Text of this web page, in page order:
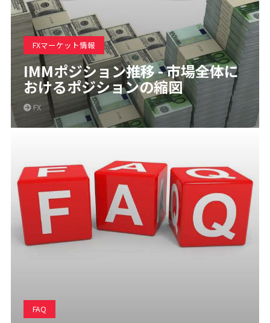
FXマーケット情報
IMMポジション推移 - 市場全体に
おけるポジションの縮図
FX
FAQ